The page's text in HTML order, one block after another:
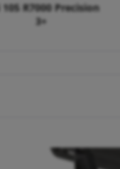
R7000 Precision
3+